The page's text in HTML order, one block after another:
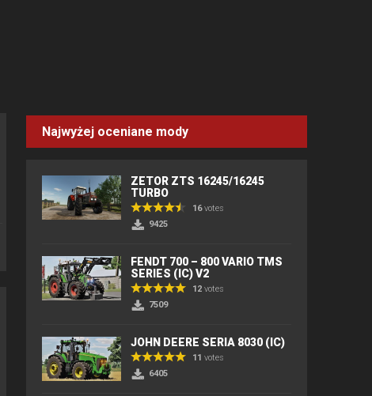
Najwyżej oceniane mody
ZETOR ZTS 16245/16245
TURBO
16votes
9425
FENDT 700 – 800 VARIO TMS
SERIES (IC) V2
12 votes
7509
JOHN DEERE SERIA 8030 (IC)
11 votes
6405